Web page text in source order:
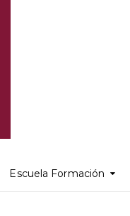
Escuela Formación